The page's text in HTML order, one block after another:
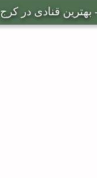
قنادی در کرج